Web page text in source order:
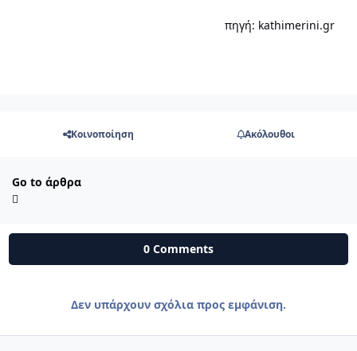
πηγή: kathimerini.gr
Κοινοποίηση Ακόλουθοι
Go to άρθρα
0 Comments
Δεν υπάρχουν σχόλια προς εμφάνιση.